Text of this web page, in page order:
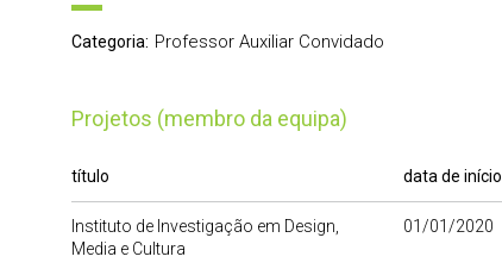
Categoria: Professor Auxiliar Convidado
Projetos (membro da equipa)
título data de início
Instituto de Investigação em Design,
Media e Cultura
01/01/2020